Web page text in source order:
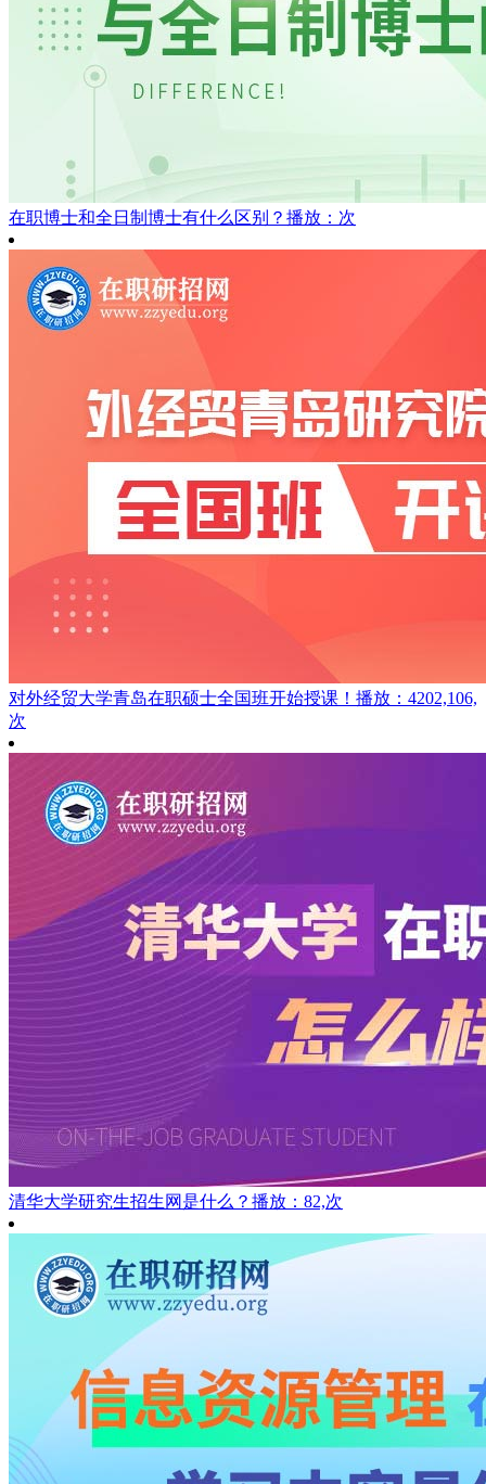
在职博士和全日制博士有什么区别？ 播放：次
对外经贸大学青岛在职硕士全国班开始授课！ 播放：4202,106,
次
清华大学研究生招生网是什么？ 播放：82,次